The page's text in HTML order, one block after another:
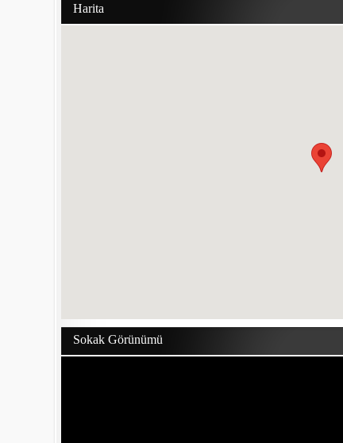
Harita
Sokak Görünümü